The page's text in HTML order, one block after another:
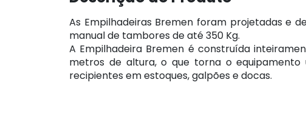
As Empilhadeiras Bremen foram projetadas e
manual de tambores de até 350 Kg.
A Empilhadeira Bremen é construída
metros de altura, o que torna o
recipientes em estoques, galpões e docas.